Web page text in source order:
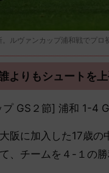
。ルヴァンカップ浦和戦でプ
よりもシュートを
プ GS２節] 浦和 1-4
阪に加入した17歳の
、チームを４-１の